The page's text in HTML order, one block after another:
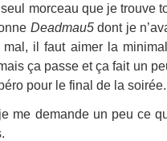
morceau que je trouve
Deadmau5dont je
mal, il faut aimer la
ça passe et ça fait un
pour le final de la soirée.
me demande un peu ce